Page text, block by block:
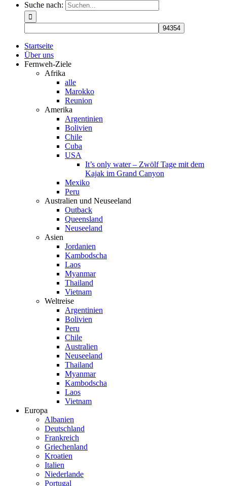
Suche nach:
Startseite
Über uns
Fernweh-Ziele
Afrika
alle
Marokko
Reunion
Amerika
Argentinien
Bolivien
Chile
Cuba
USA
It’s only water – Zwölf Tage mit dem
Kajak im Grand Canyon
Mexiko
Peru
Australien und Neuseeland
Outback
Queensland
Neuseeland
Asien
Jordanien
Kambodscha
Laos
Myanmar
Thailand
Vietnam
Weltreise
Argentinien
Bolivien
Peru
Chile
Australien
Neuseeland
Thailand
Myanmar
Kambodscha
Laos
Vietnam
Europa
Albanien
Deutschland
Frankreich
Griechenland
Kroatien
Italien
Niederlande
Portugal